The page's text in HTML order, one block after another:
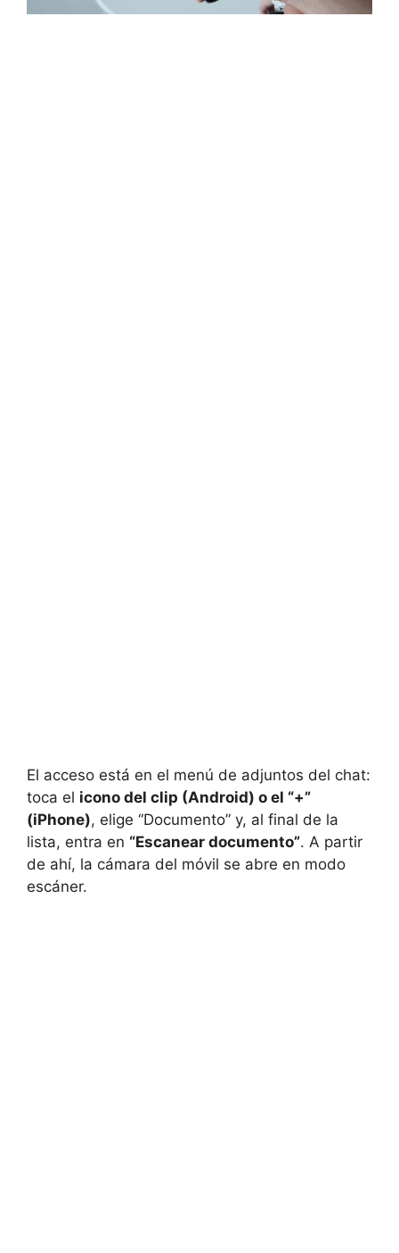
El acceso está en el menú de adjuntos del chat:
toca el icono del clip (Android) o el “+”
(iPhone), elige “Documento” y, al final de la
lista, entra en “Escanear documento”. A partir
de ahí, la cámara del móvil se abre en modo
escáner.